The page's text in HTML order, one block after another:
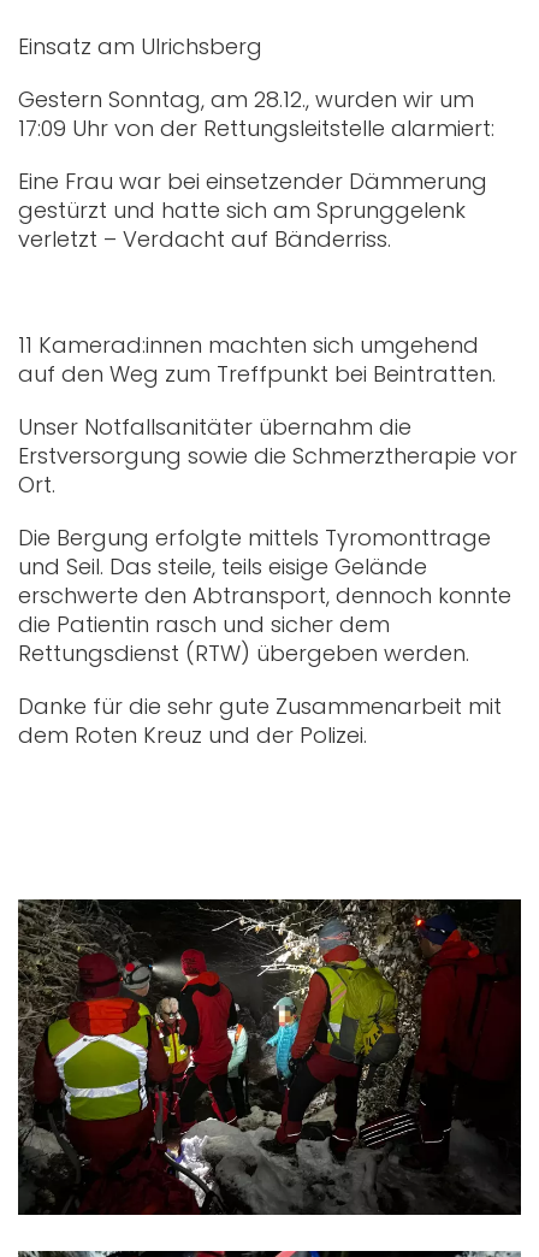
Einsatz am Ulrichsberg
Gestern Sonntag, am 28.12., wurden wir um
17:09 Uhr von der Rettungsleitstelle alarmiert:
Eine Frau war bei einsetzender Dämmerung
gestürzt und hatte sich am Sprunggelenk
verletzt – Verdacht auf Bänderriss.
11 Kamerad:innen machten sich umgehend
auf den Weg zum Treffpunkt bei Beintratten.
Unser Notfallsanitäter übernahm die
Erstversorgung sowie die Schmerztherapie vor
Ort.
Die Bergung erfolgte mittels Tyromonttrage
und Seil. Das steile, teils eisige Gelände
erschwerte den Abtransport, dennoch konnte
die Patientin rasch und sicher dem
Rettungsdienst (RTW) übergeben werden.
Danke für die sehr gute Zusammenarbeit mit
dem Roten Kreuz und der Polizei.